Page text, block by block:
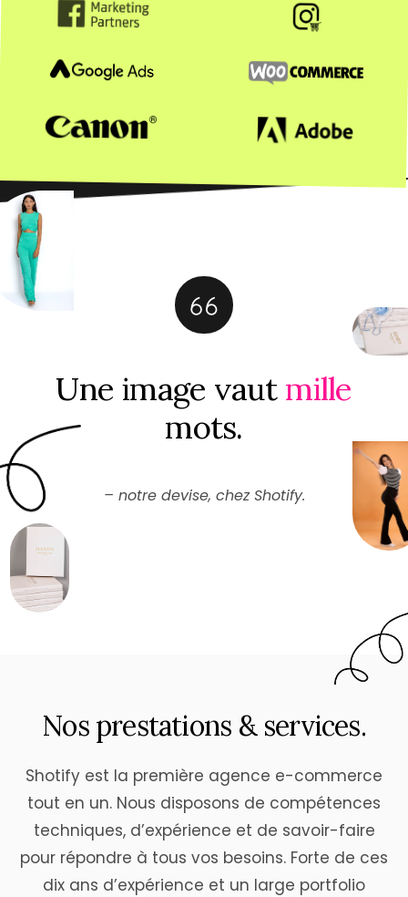
Une image vaut mille
mots.
– notre devise, chez Shotify.
Nos prestations & services.
Shotify est la première agence e-commerce
tout en un. Nous disposons de compétences
techniques, d’expérience et de savoir-faire
pour répondre à tous vos besoins. Forte de ces
dix ans d’expérience et un large portfolio